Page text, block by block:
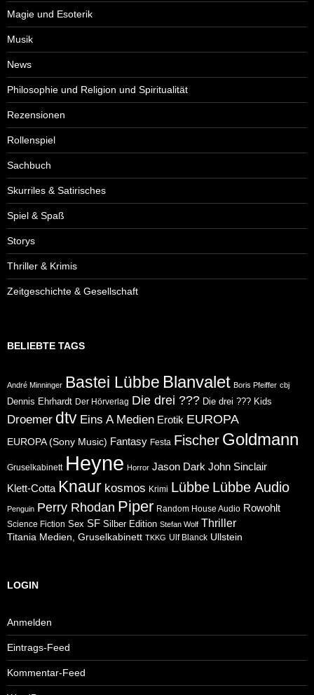
Magie und Esoterik
Musik
News
Philosophie und Religion und Spiritualität
Rezensionen
Rollenspiel
Sachbuch
Skurriles & Satirisches
Spiel & Spaß
Storys
Thriller & Krimis
Zeitgeschichte & Gesellschaft
BELIEBTE TAGS
André Minninger Bastei Lübbe Blanvalet Boris Pfeiffer cbj
Dennis Ehrhardt Der Hörverlag Die drei ??? Die drei ??? Kids
Droemer dtv Eins A Medien Erotik EUROPA
EUROPA (Sony Music) Fantasy Festa Fischer Goldmann
Gruselkabinett Heyne Horror Jason Dark John Sinclair
Klett-Cotta Knaur kosmos Krimi Lübbe Lübbe Audio
Penguin Perry Rhodan Piper Random House Audio Rowohlt
Science Fiction Sex SF Silber Edition Stefan Wolf Thriller
Titania Medien, Gruselkabinett TKKG Ulf Blanck Ullstein
LOGIN
Anmelden
Eintrags-Feed
Kommentar-Feed